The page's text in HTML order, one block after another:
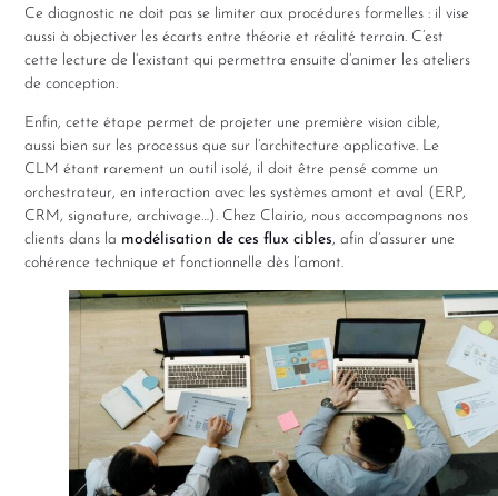
Ce diagnostic ne doit pas se limiter aux procédures formelles : il vise
aussi à objectiver les écarts entre théorie et réalité terrain. C’est
cette lecture de l’existant qui permettra ensuite d’animer les ateliers
de conception.
Enfin, cette étape permet de projeter une première vision cible,
aussi bien sur les processus que sur l’architecture applicative. Le
CLM étant rarement un outil isolé, il doit être pensé comme un
orchestrateur, en interaction avec les systèmes amont et aval (ERP,
CRM, signature, archivage…). Chez Clairio, nous accompagnons nos
clients dans la modélisation de ces flux cibles, afin d’assurer une
cohérence technique et fonctionnelle dès l’amont.